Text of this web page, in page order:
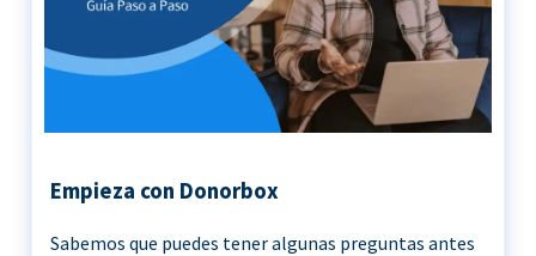
Empieza con Donorbox
Sabemos que puedes tener algunas preguntas antes